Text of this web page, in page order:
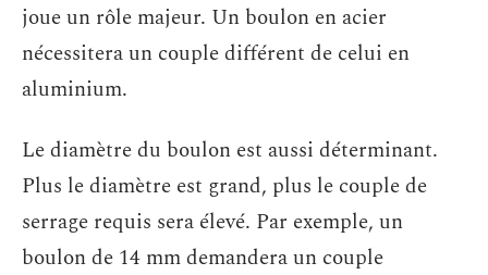
joue un rôle majeur. Un boulon en acier
nécessitera un couple différent de celui en
aluminium.
Le diamètre du boulon est aussi déterminant.
Plus le diamètre est grand, plus le couple de
serrage requis sera élevé. Par exemple, un
boulon de 14 mm demandera un couple